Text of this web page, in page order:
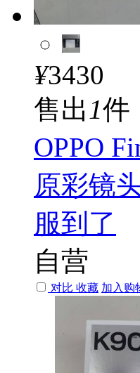
¥3430
售出1件
OPPO
原彩镜
服到了
自营
对比 收藏 加入购